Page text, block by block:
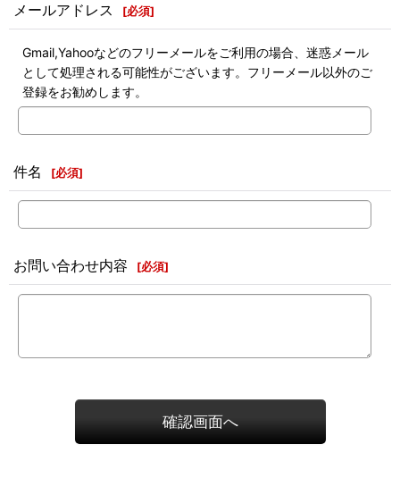
メールアドレス [必須]
Gmail,Yahooなどのフリーメールをご利用の場合、迷惑メール
として処理される可能性がございます。フリーメール以外のご
登録をお勧めします。
件名 [必須]
お問い合わせ内容 [必須]
確認画面へ